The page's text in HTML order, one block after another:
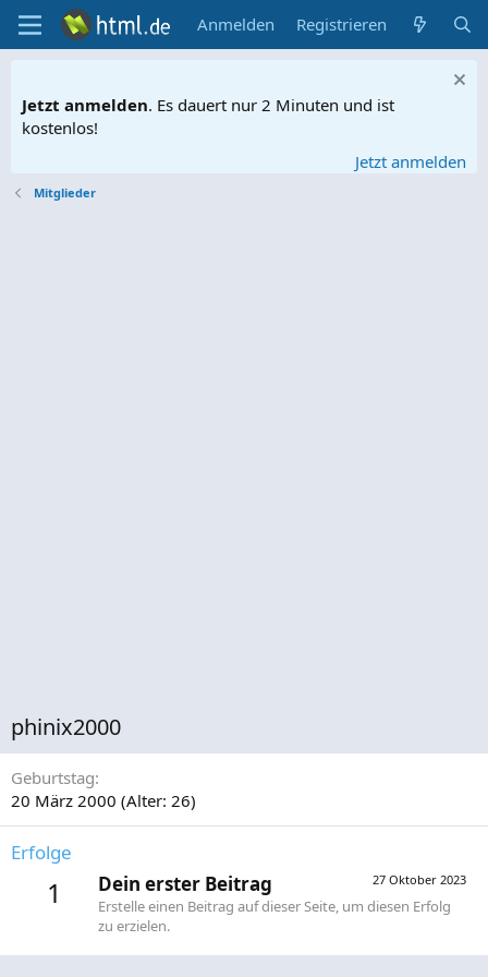
Anmelden Registrieren
Jetzt anmelden. Es dauert nur 2 Minuten und ist
kostenlos!
Jetzt anmelden
Mitglieder
phinix2000
Geburtstag
20 März 2000 (Alter: 26)
Erfolge
1 27 Oktober 2023
Dein erster Beitrag
Erstelle einen Beitrag auf dieser Seite, um diesen Erfolg
zu erzielen.